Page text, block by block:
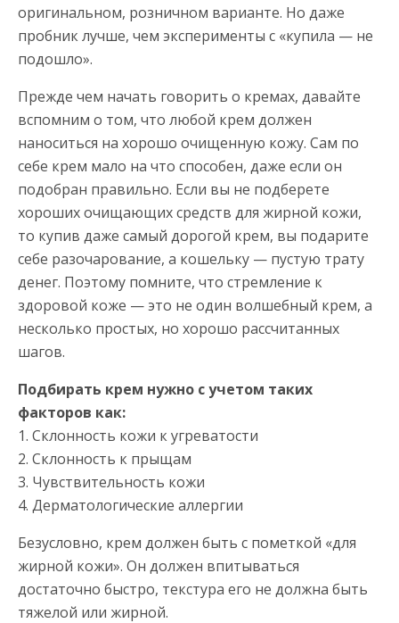
оригинальном, розничном варианте. Но даже
пробник лучше, чем эксперименты с «купила — не
подошло».
Прежде чем начать говорить о кремах, давайте
вспомним о том, что любой крем должен
наноситься на хорошо очищенную кожу. Сам по
себе крем мало на что способен, даже если он
подобран правильно. Если вы не подберете
хороших очищающих средств для жирной кожи,
то купив даже самый дорогой крем, вы подарите
себе разочарование, а кошельку — пустую трату
денег. Поэтому помните, что стремление к
здоровой коже — это не один волшебный крем, а
несколько простых, но хорошо рассчитанных
шагов.
Подбирать крем нужно с учетом таких
факторов как:
1. Склонность кожи к угреватости
2. Склонность к прыщам
3. Чувствительность кожи
4. Дерматологические аллергии
Безусловно, крем должен быть с пометкой «для
жирной кожи». Он должен впитываться
достаточно быстро, текстура его не должна быть
тяжелой или жирной.